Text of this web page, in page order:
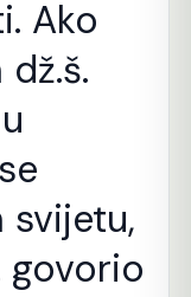
Ako
govorio